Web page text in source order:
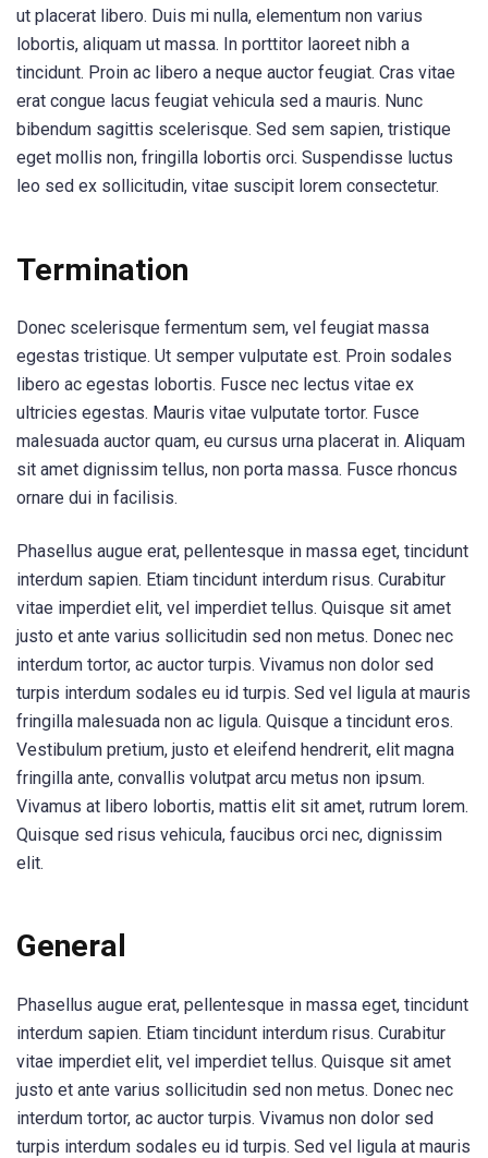
ut placerat libero. Duis mi nulla, elementum non varius
lobortis, aliquam ut massa. In porttitor laoreet nibh a
tincidunt. Proin ac libero a neque auctor feugiat. Cras vitae
erat congue lacus feugiat vehicula sed a mauris. Nunc
bibendum sagittis scelerisque. Sed sem sapien, tristique
eget mollis non, fringilla lobortis orci. Suspendisse luctus
leo sed ex sollicitudin, vitae suscipit lorem consectetur.
Termination
Donec scelerisque fermentum sem, vel feugiat massa
egestas tristique. Ut semper vulputate est. Proin sodales
libero ac egestas lobortis. Fusce nec lectus vitae ex
ultricies egestas. Mauris vitae vulputate tortor. Fusce
malesuada auctor quam, eu cursus urna placerat in. Aliquam
sit amet dignissim tellus, non porta massa. Fusce rhoncus
ornare dui in facilisis.
Phasellus augue erat, pellentesque in massa eget, tincidunt
interdum sapien. Etiam tincidunt interdum risus. Curabitur
vitae imperdiet elit, vel imperdiet tellus. Quisque sit amet
justo et ante varius sollicitudin sed non metus. Donec nec
interdum tortor, ac auctor turpis. Vivamus non dolor sed
turpis interdum sodales eu id turpis. Sed vel ligula at mauris
fringilla malesuada non ac ligula. Quisque a tincidunt eros.
Vestibulum pretium, justo et eleifend hendrerit, elit magna
fringilla ante, convallis volutpat arcu metus non ipsum.
Vivamus at libero lobortis, mattis elit sit amet, rutrum lorem.
Quisque sed risus vehicula, faucibus orci nec, dignissim
elit.
General
Phasellus augue erat, pellentesque in massa eget, tincidunt
interdum sapien. Etiam tincidunt interdum risus. Curabitur
vitae imperdiet elit, vel imperdiet tellus. Quisque sit amet
justo et ante varius sollicitudin sed non metus. Donec nec
interdum tortor, ac auctor turpis. Vivamus non dolor sed
turpis interdum sodales eu id turpis. Sed vel ligula at mauris